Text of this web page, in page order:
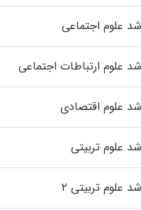
علوم اجتماعی
علوم ارتباطات اجتماعی
علوم اقتصادی
علوم تربیتی
علوم تربیتی ۲